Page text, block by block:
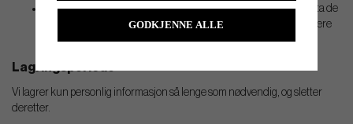
Transportselskaper (logistikkfirmaer og speditører). De vil motta de
personlige opplysninger som kreves for å kunne fullføre og levere
en ordre i samsvar med kjøpsavtalen.
Lagringsperiode
Vi lagrer kun personlig informasjon så lenge som nødvendig, og sletter
deretter.
GODKJENNE ALLE